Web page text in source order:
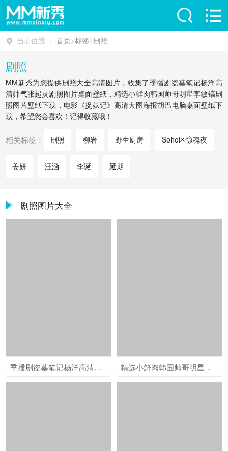
当前位置 ： 首页>标签>剧照
剧照
MM新秀为您提供剧照大全高清图片，收集了季播剧盗墓笔记杨洋高
清帅气张起灵剧照图片桌面壁纸，精选小鲜肉韩国帅哥明星李敏镐剧
照图片壁纸下载，电影《捉妖记》高清大图海报胡巴电脑桌面壁纸下
载，希望您会喜欢！记得收藏哦！
相关标签： 剧照 柳岩 野生厨房 Soho区惊魂夜
姜妍 汪涵 李诞 延期
剧照图片大全
季播剧盗墓笔记杨洋高清帅气张起灵剧照图片桌面壁纸 精选小鲜肉韩国帅哥明星李敏镐剧照图片壁纸下载